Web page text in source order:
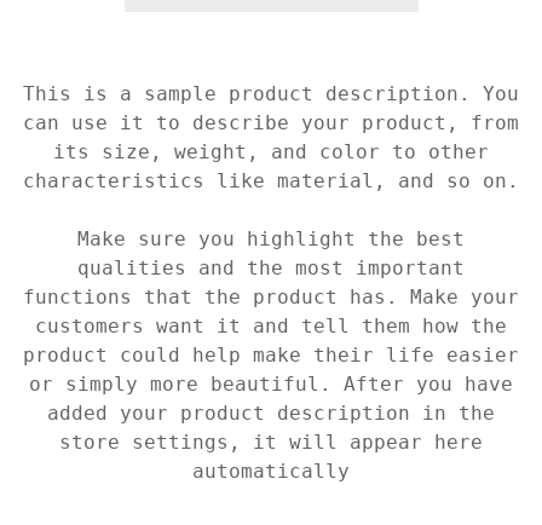
This is a sample product description. You
can use it to describe your product, from
its size, weight, and color to other
characteristics like material, and so on.
Make sure you highlight the best
qualities and the most important
functions that the product has. Make your
customers want it and tell them how the
product could help make their life easier
or simply more beautiful. After you have
added your product description in the
store settings, it will appear here
automatically